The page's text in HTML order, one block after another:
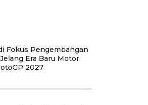
Fokus Pengembangan
Era Baru Motor
2027